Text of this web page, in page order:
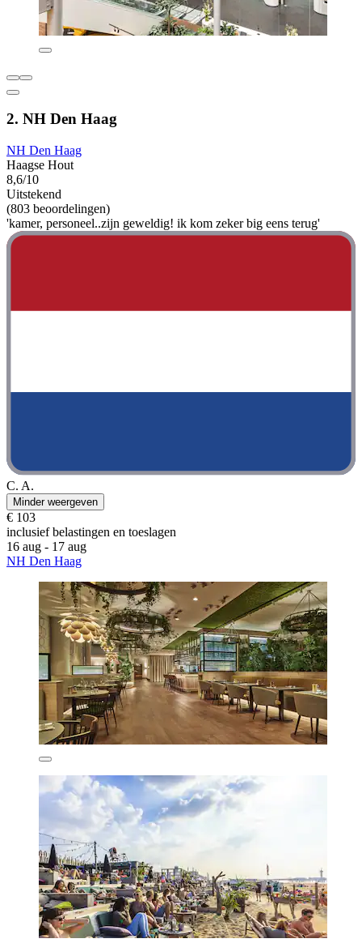
2. NH Den Haag
NH Den Haag
Haagse Hout
8,6/10
Uitstekend
(803 beoordelingen)
'kamer, personeel..zijn geweldig! ik kom zeker big eens terug'
C. A.
Minder weergeven
€ 103
inclusief belastingen en toeslagen
16 aug - 17 aug
NH Den Haag